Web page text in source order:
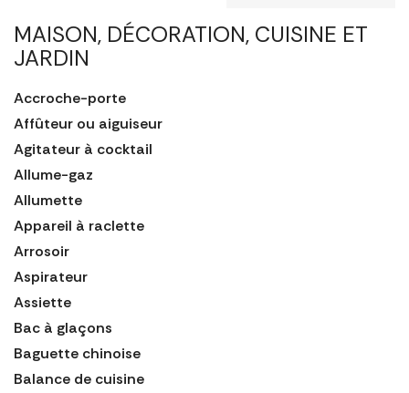
MAISON, DÉCORATION, CUISINE ET
JARDIN
Accroche-porte
Affûteur ou aiguiseur
Agitateur à cocktail
Allume-gaz
Allumette
Appareil à raclette
Arrosoir
Aspirateur
Assiette
Bac à glaçons
Baguette chinoise
Balance de cuisine